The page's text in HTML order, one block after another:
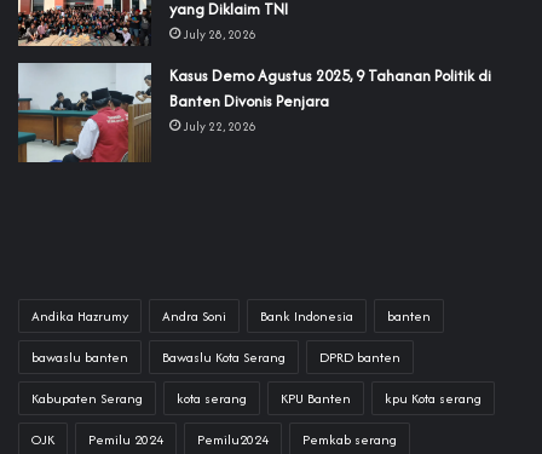
yang Diklaim TNI‎‎
July 28, 2026
‎Kasus Demo Agustus 2025, 9 Tahanan Politik di
Banten Divonis Penjara
July 22, 2026
Andika Hazrumy Andra Soni Bank Indonesia banten
bawaslu banten Bawaslu Kota Serang DPRD banten
Kabupaten Serang kota serang KPU Banten kpu Kota serang
OJK Pemilu 2024 Pemilu2024 Pemkab serang